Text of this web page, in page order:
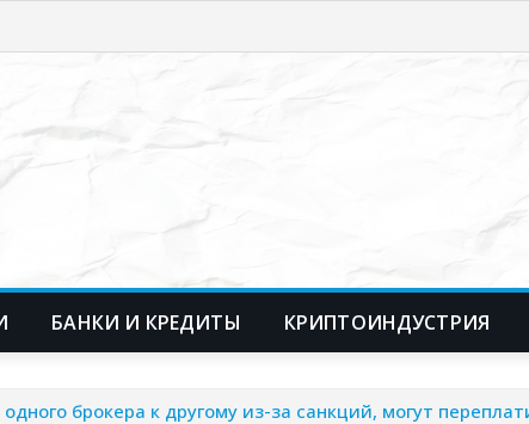
БАНКИ И КРЕДИТЫ КРИПТОИНДУСТРИЯ
брокера к другому из-за санкций, могут